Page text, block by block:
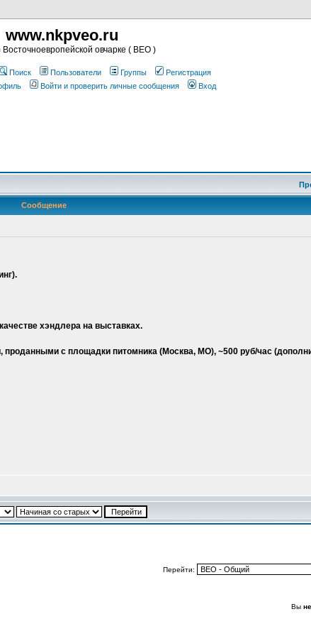
www.nkpveo.ru
овчарке ( ВЕО )
Поиск Пользователи Группы
Регистрация
Войти и проверить личные сообщения Вход
Сообщение
хэндлера на выставках.
с площадки питомника (Москва, МО), ~500 руб/час
Перейти:
Вы